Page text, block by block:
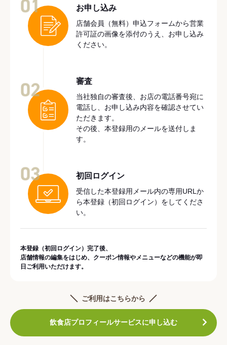
お申し込み
店舗会員（無料）申込フォームから営業
許可証の画像を添付のうえ、お申し込み
ください。
審査
当社独自の審査後、お店の電話番号宛に
電話し、お申し込み内容を確認させてい
ただきます。
その後、本登録用のメールを送付しま
す。
初回ログイン
受信した本登録用メール内の専用URLか
ら本登録（初回ログイン）をしてくださ
い。
本登録（初回ログイン）完了後、
店舗情報の編集をはじめ、クーポン情報やメニューなどの機能が即
日ご利用いただけます。
ご利用はこちらから
飲食店プロフィールサービスに申し込む